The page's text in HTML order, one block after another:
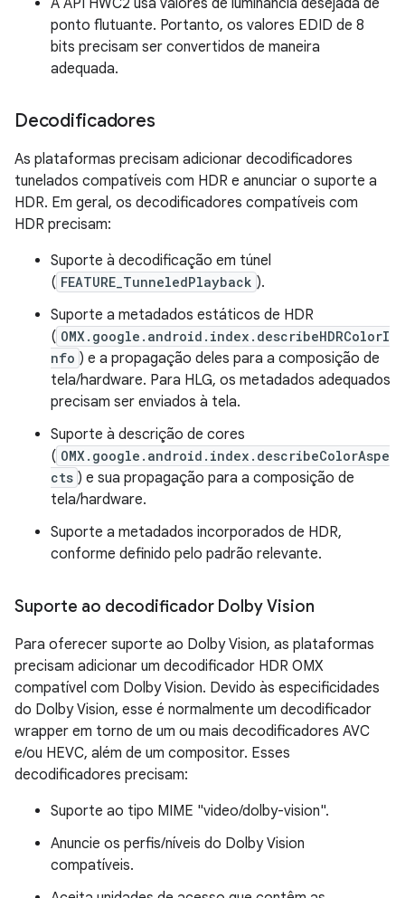
ponto flutuante. Portanto, os valores EDID de 8
bits precisam ser convertidos de maneira
adequada.
Decodificadores
As plataformas precisam adicionar decodificadores
tunelados compatíveis com HDR e anunciar o suporte a
HDR. Em geral, os decodificadores compatíveis com
HDR precisam:
Suporte à decodificação em túnel
( FEATURE_TunneledPlayback ).
Suporte a metadados estáticos de HDR
( OMX.google.android.index.describeHDRColorI
nfo ) e a propagação deles para a composição de
tela/hardware. Para HLG, os metadados adequados
precisam ser enviados à tela.
Suporte à descrição de cores
( OMX.google.android.index.describeColorAspe
cts ) e sua propagação para a composição de
tela/hardware.
Suporte a metadados incorporados de HDR,
conforme definido pelo padrão relevante.
Suporte ao decodificador Dolby Vision
Para oferecer suporte ao Dolby Vision, as plataformas
precisam adicionar um decodificador HDR OMX
compatível com Dolby Vision. Devido às especificidades
do Dolby Vision, esse é normalmente um decodificador
wrapper em torno de um ou mais decodificadores AVC
e/ou HEVC, além de um compositor. Esses
decodificadores precisam:
Suporte ao tipo MIME "video/dolby-vision".
Anuncie os perfis/níveis do Dolby Vision
compatíveis.